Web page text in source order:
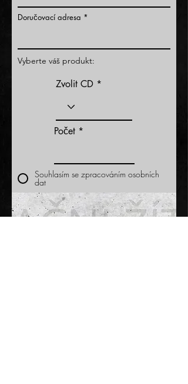
Doručovací adresa
Vyberte váš produkt:
Zvolit CD
Počet
Souhlasím se zpracováním osobních
dat